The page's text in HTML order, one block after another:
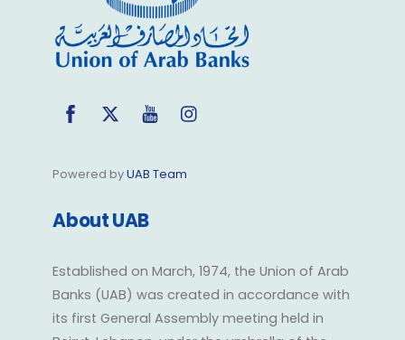
FacebookTwitter YouTube
Powered byUAB Team
About UAB
Established on March, 1974, the Union of Arab
Banks (UAB) was created in accordance with
its first General Assembly meeting held in